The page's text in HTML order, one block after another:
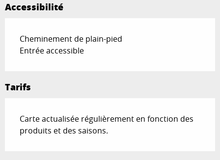
Accessibilité
Cheminement de plain-pied
Entrée accessible
Tarifs
Carte actualisée régulièrement en fonction des
produits et des saisons.